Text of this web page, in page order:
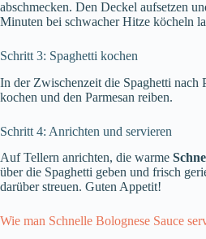
abschmecken. Den Deckel aufsetzen
Minuten bei schwacher Hitze köcheln
Schritt 3: Spaghetti kochen
In der Zwischenzeit die Spaghetti nach
kochen und den Parmesan reiben.
Schritt 4: Anrichten und servieren
Auf Tellern anrichten, die warme
über die Spaghetti geben und frisch
darüber streuen. Guten Appetit!
Wie man Schnelle Bolognese Sauce